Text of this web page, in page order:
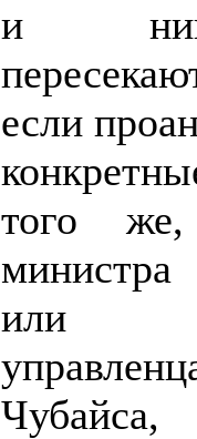
и
если
того же,
или